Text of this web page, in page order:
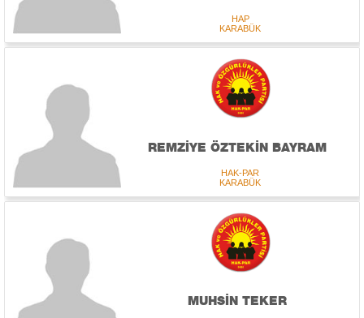
HAP
KARABÜK
REMZİYE ÖZTEKİN BAYRAM
HAK-PAR
KARABÜK
MUHSİN TEKER